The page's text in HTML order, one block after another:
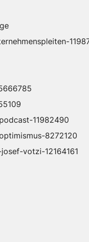
11982490
8272120
votzi-12164161